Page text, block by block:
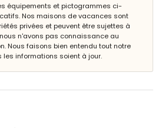
m x 4 m et 2 m de profondeur
de jardin avec transats
repas extérieur
(à moins de 5 kilomètres de la villa)
équipements et pictogrammes ci-
Nos maisons de vacances sont
privées et peuvent être sujettes à
n'avons pas connaissance au
Nous faisons bien entendu tout notre
les informations soient à jour.